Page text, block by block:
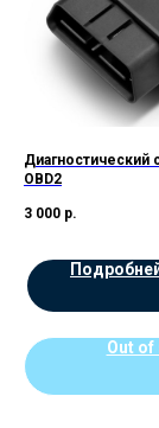
Диагностический
OBD2
3 000 р.
Out